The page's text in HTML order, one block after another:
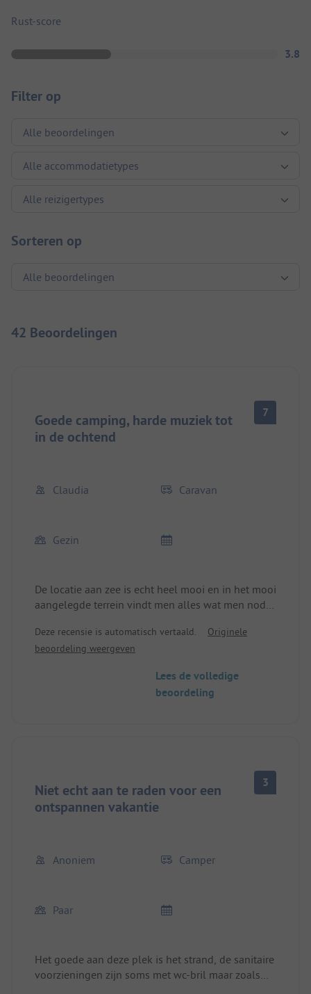
Rust-score
3.8
Filter op
Sorteren op
42 Beoordelingen
Goede camping, harde muziek tot
in de ochtend
7
Claudia Caravan
Gezin
De locatie aan zee is echt heel mooi en in het mooi
aangelegde terrein vindt men alles wat men nodig
kledingwinkel, drogisterij en kampeerspullen. Er is
een groot zwembad met openingstijden en een
vuilnisplaatsen. Onze bungalow was zeer goed
uitgerust, voorzien van horren, ruim en schoon.
Deze recensie is automatisch vertaald.
Originele
beoordeling weergeven
Lees de volledige
beoordeling
Niet echt aan te raden voor een
ontspannen vakantie
3
Anoniem Camper
Paar
Het goede aan deze plek is het strand, de sanitaire
voorzieningen zijn soms met wc-bril maar zoals